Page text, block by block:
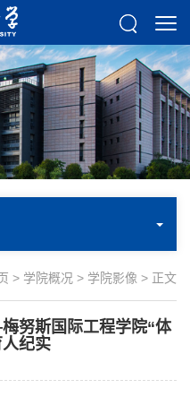
> 学院概况 > 学院影像 > 正文
努斯国际工程学院“体
纪实